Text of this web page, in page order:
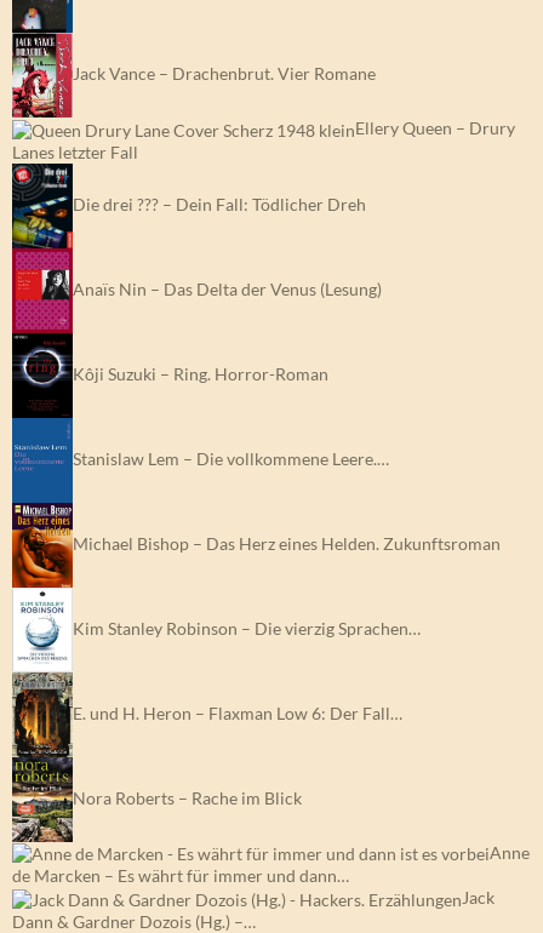
Jack Vance – Drachenbrut. Vier Romane
Ellery Queen – Drury
Lanes letzter Fall
Die drei ??? – Dein Fall: Tödlicher Dreh
Anaïs Nin – Das Delta der Venus (Lesung)
Kôji Suzuki – Ring. Horror-Roman
Stanislaw Lem – Die vollkommene Leere.…
Michael Bishop – Das Herz eines Helden. Zukunftsroman
Kim Stanley Robinson – Die vierzig Sprachen…
E. und H. Heron – Flaxman Low 6: Der Fall…
Nora Roberts – Rache im Blick
Anne
de Marcken – Es währt für immer und dann…
Jack
Dann & Gardner Dozois (Hg.) –…